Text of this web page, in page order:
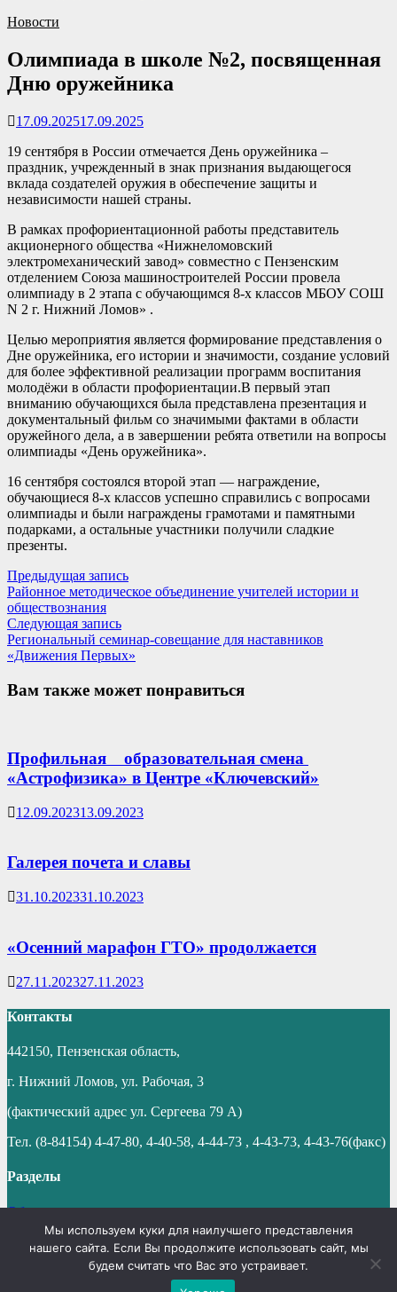
Новости
Олимпиада в школе №2, посвященная
Дню оружейника
17.09.202517.09.2025
19 сентября в России отмечается День оружейника –
праздник, учрежденный в знак признания выдающегося
вклада создателей оружия в обеспечение защиты и
независимости нашей страны.
В рамках профориентационной работы представитель
акционерного общества «Нижнеломовский
электромеханический завод» совместно с Пензенским
отделением Союза машиностроителей России провела
олимпиаду в 2 этапа с обучающимся 8-х классов МБОУ СОШ
N 2 г. Нижний Ломов» .
Целью мероприятия является формирование представления о
Дне оружейника, его истории и значимости, создание условий
для более эффективной реализации программ воспитания
молодёжи в области профориентации.В первый этап
вниманию обучающихся была представлена презентация и
документальный фильм со значимыми фактами в области
оружейного дела, а в завершении ребята ответили на вопросы
олимпиады «День оружейника».
16 сентября состоялся второй этап — награждение,
обучающиеся 8-х классов успешно справились с вопросами
олимпиады и были награждены грамотами и памятными
подарками, а остальные участники получили сладкие
презенты.
Навигация
по
записям
Предыдущая записьПредыдущая
запись:
Районное методическое объединение учителей истории и
обществознания
Следующая записьСледующая
запись:
Региональный семинар-совещание для наставников
«Движения Первых»
Вам также может понравиться
Профильная образовательная смена
«Астрофизика» в Центре «Ключевский»
12.09.202313.09.2023
Галерея почета и славы
31.10.202331.10.2023
«Осенний марафон ГТО» продолжается
27.11.202327.11.2023
Контакты
442150, Пензенская область,
г. Нижний Ломов, ул. Рабочая, 3
(фактический адрес ул. Сергеева 79 А)
Тел. (8-84154) 4-47-80, 4-40-58, 4-44-73 , 4-43-73, 4-43-76(факс)
Разделы
Об управлении
Деятельность
Авторские права © 2026Управление образования
администрации Нижнеломовского района Пензенской
Мы используем куки для наилучшего представления
нашего сайта. Если Вы продолжите использовать сайт, мы
будем считать что Вас это устраивает.